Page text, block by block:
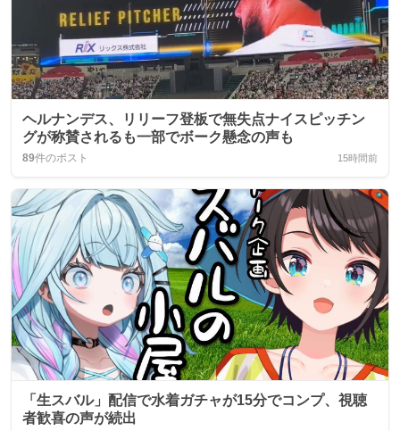
ヘルナンデス、リリーフ登板で無失点ナイスピッチン
グが称賛されるも一部でボーク懸念の声も
89件のポスト 15時間前
「生スバル」配信で水着ガチャが15分でコンプ、視聴
者歓喜の声が続出